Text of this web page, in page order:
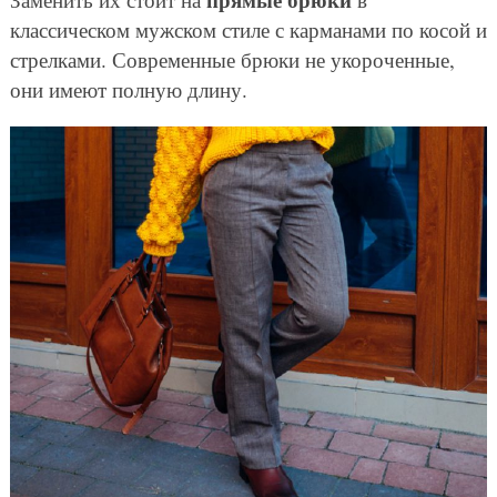
классическом мужском стиле с карманами по косой и
стрелками. Современные брюки не укороченные,
они имеют полную длину.